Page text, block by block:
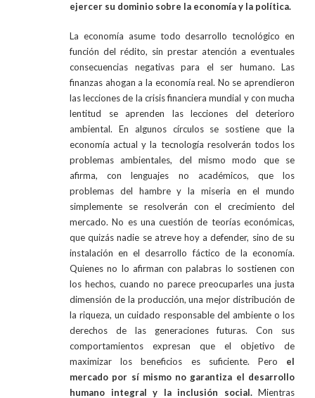
ejercer su dominio sobre la economía y la política.
La economía asume todo desarrollo tecnológico en
función del rédito, sin prestar atención a eventuales
consecuencias negativas para el ser humano. Las
finanzas ahogan a la economía real. No se aprendieron
las lecciones de la crisis financiera mundial y con mucha
lentitud se aprenden las lecciones del deterioro
ambiental. En algunos círculos se sostiene que la
economía actual y la tecnología resolverán todos los
problemas ambientales, del mismo modo que se
afirma, con lenguajes no académicos, que los
problemas del hambre y la miseria en el mundo
simplemente se resolverán con el crecimiento del
mercado. No es una cuestión de teorías económicas,
que quizás nadie se atreve hoy a defender, sino de su
instalación en el desarrollo fáctico de la economía.
Quienes no lo afirman con palabras lo sostienen con
los hechos, cuando no parece preocuparles una justa
dimensión de la producción, una mejor distribución de
la riqueza, un cuidado responsable del ambiente o los
derechos de las generaciones futuras. Con sus
comportamientos expresan que el objetivo de
maximizar los beneficios es suficiente. Pero el
mercado por sí mismo no garantiza el desarrollo
humano integral y la inclusión social. Mientras